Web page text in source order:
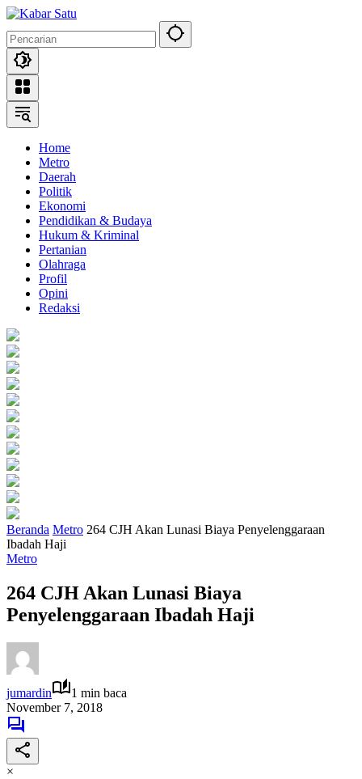
Langsung
konten
Home
Metro
Daerah
Politik
Ekonomi
Pendidikan & Budaya
Hukum & Kriminal
Pertanian
Olahraga
Profil
Opini
Redaksi
Beranda Metro 264 CJH Akan Lunasi Biaya Penyelenggaraan
Ibadah Haji
Metro
264 CJH Akan Lunasi Biaya
Penyelenggaraan Ibadah Haji
jumardin
1 min baca
November 7, 2018
×